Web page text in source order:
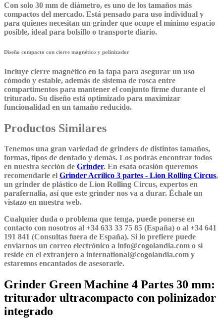
Con solo 30 mm de diámetro, es uno de los tamaños más
compactos del mercado. Está pensado para uso individual y
para quienes necesitan un grinder que ocupe el mínimo espacio
posible, ideal para bolsillo o transporte diario.
Diseño compacto con cierre magnético y polinizador
Incluye cierre magnético en la tapa para asegurar un uso
cómodo y estable, además de sistema de rosca entre
compartimentos para mantener el conjunto firme durante el
triturado. Su diseño está optimizado para maximizar
funcionalidad en un tamaño reducido.
Productos Similares
Tenemos una gran variedad de grinders de distintos tamaños,
formas, tipos de dentado y demás. Los podrás encontrar todos
en nuestra sección de Grinder. En esata ocasión queremos
recomendarle el Grinder Acrílico 3 partes - Lion Rolling Circus,
un grinder de plástico de Lion Rolling Circus, expertos en
parafernalia, así que este grinder nos va a durar. Échale un
vistazo en nuestra web.
Cualquier duda o problema que tenga, puede ponerse en
contacto con nosotros al +34 633 33 75 85 (España) o al +34 641
191 841 (Consultas fuera de España). Si lo prefiere puede
enviarnos un correo electrónico a info@cogolandia.com o si
reside en el extranjero a international@cogolandia.com y
estaremos encantados de asesorarle.
Grinder Green Machine 4 Partes 30 mm:
triturador ultracompacto con polinizador
integrado